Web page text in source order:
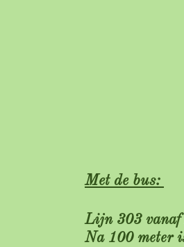
Met de bus:
Lijn 303
Na 100 meter